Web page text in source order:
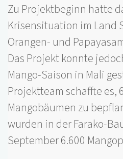
Zu Projektbeginn hatte
Krisensituation im Land
Orangen- und
Das Projekt konnte
Mango-Saison in Mali
Projektteam schaffte es,
Mangobäumen zu
wurden in der Farako-
September 6.600